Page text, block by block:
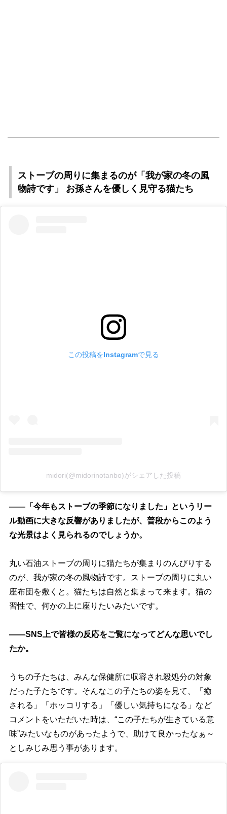
ストーブの周りに集まるのが「我が家の冬の風
物詩です」 お孫さんを優しく見守る猫たち
この投稿をInstagramで見る
midori(@midorinotanbo)がシェアした投稿
――「今年もストーブの季節になりました」というリー
ル動画に大きな反響がありましたが、普段からこのよう
な光景はよく見られるのでしょうか。
丸い石油ストーブの周りに猫たちが集まりのんびりする
のが、我が家の冬の風物詩です。ストーブの周りに丸い
座布団を敷くと。猫たちは自然と集まって来ます。猫の
習性で、何かの上に座りたいみたいです。
――SNS上で皆様の反応をご覧になってどんな思いでし
たか。
うちの子たちは、みんな保健所に収容され殺処分の対象
だった子たちです。そんなこの子たちの姿を見て、「癒
される」「ホッコリする」「優しい気持ちになる」など
コメントをいただいた時は、“この子たちが生きている意
味”みたいなものがあったようで、助けて良かったなぁ～
としみじみ思う事があります。